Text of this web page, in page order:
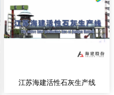
江苏海建活性石灰生产线